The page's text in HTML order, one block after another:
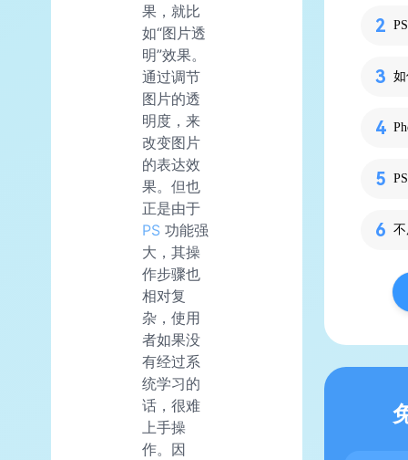
果，就比
如“图片透
明”效果。
通过调节
图片的透
明度，来
改变图片
的表达效
果。但也
正是由于
PS 功能强
大，其操
作步骤也
相对复
杂，使用
者如果没
有经过系
统学习的
话，很难
上手操
作。因